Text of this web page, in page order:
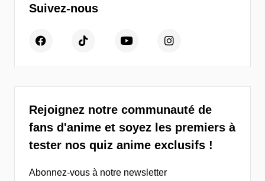
Suivez-nous
Rejoignez notre communauté de
fans d'anime et soyez les premiers à
tester nos quiz anime exclusifs !
Abonnez-vous à notre newsletter